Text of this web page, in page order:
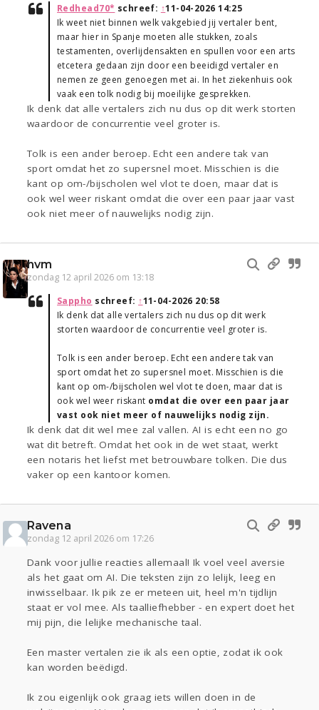
Redhead70* schreef: ↑11-04-2026 14:25
Ik weet niet binnen welk vakgebied jij vertaler bent,
maar hier in Spanje moeten alle stukken, zoals
testamenten, overlijdensakten en spullen voor een arts
etcetera gedaan zijn door een beeidigd vertaler en
nemen ze geen genoegen met ai. In het ziekenhuis ook
vaak een tolk nodig bij moeilijke gesprekken.
Ik denk dat alle vertalers zich nu dus op dit werk storten
waardoor de concurrentie veel groter is.
Tolk is een ander beroep. Echt een andere tak van
sport omdat het zo supersnel moet. Misschien is die
kant op om-/bijscholen wel vlot te doen, maar dat is
ook wel weer riskant omdat die over een paar jaar vast
ook niet meer of nauwelijks nodig zijn.
hvm
zondag 12 april 2026 om 13:18
Sappho schreef: ↑11-04-2026 20:58
Ik denk dat alle vertalers zich nu dus op dit werk
storten waardoor de concurrentie veel groter is.
Tolk is een ander beroep. Echt een andere tak van
sport omdat het zo supersnel moet. Misschien is die
kant op om-/bijscholen wel vlot te doen, maar dat is
ook wel weer riskant omdat die over een paar jaar
vast ook niet meer of nauwelijks nodig zijn.
Ik denk dat dit wel mee zal vallen. AI is echt een no go
wat dit betreft. Omdat het ook in de wet staat, werkt
een notaris het liefst met betrouwbare tolken. Die dus
vaker op een kantoor komen.
Ravena
zondag 12 april 2026 om 17:26
Dank voor jullie reacties allemaal! Ik voel veel aversie
als het gaat om AI. Die teksten zijn zo lelijk, leeg en
inwisselbaar. Ik pik ze er meteen uit, heel m'n tijdlijn
staat er vol mee. Als taalliefhebber - en expert doet het
mij pijn, die lelijke mechanische taal.
Een master vertalen zie ik als een optie, zodat ik ook
kan worden beëdigd.
Ik zou eigenlijk ook graag iets willen doen in de